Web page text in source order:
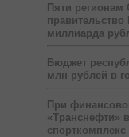
Пяти регионам
миллиарда
Бюджет
млн рублей в
При
«Транснефти»
спорткомплекс